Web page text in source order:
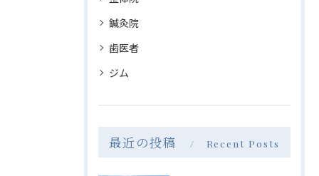
鍼灸院
歯医者
ジム
最近の投稿 Recent Posts